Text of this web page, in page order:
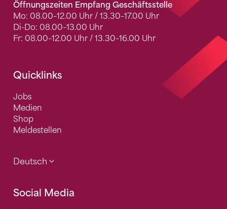
Öffnungszeiten Empfang Geschäftsstelle
Mo: 08.00–12.00 Uhr / 13.30–17.00 Uhr
Di-Do: 08.00–13.00 Uhr
Fr: 08.00–12.00 Uhr / 13.30–16.00 Uhr
Quicklinks
Jobs
Medien
Shop
Meldestellen
Deutsch
Social Media